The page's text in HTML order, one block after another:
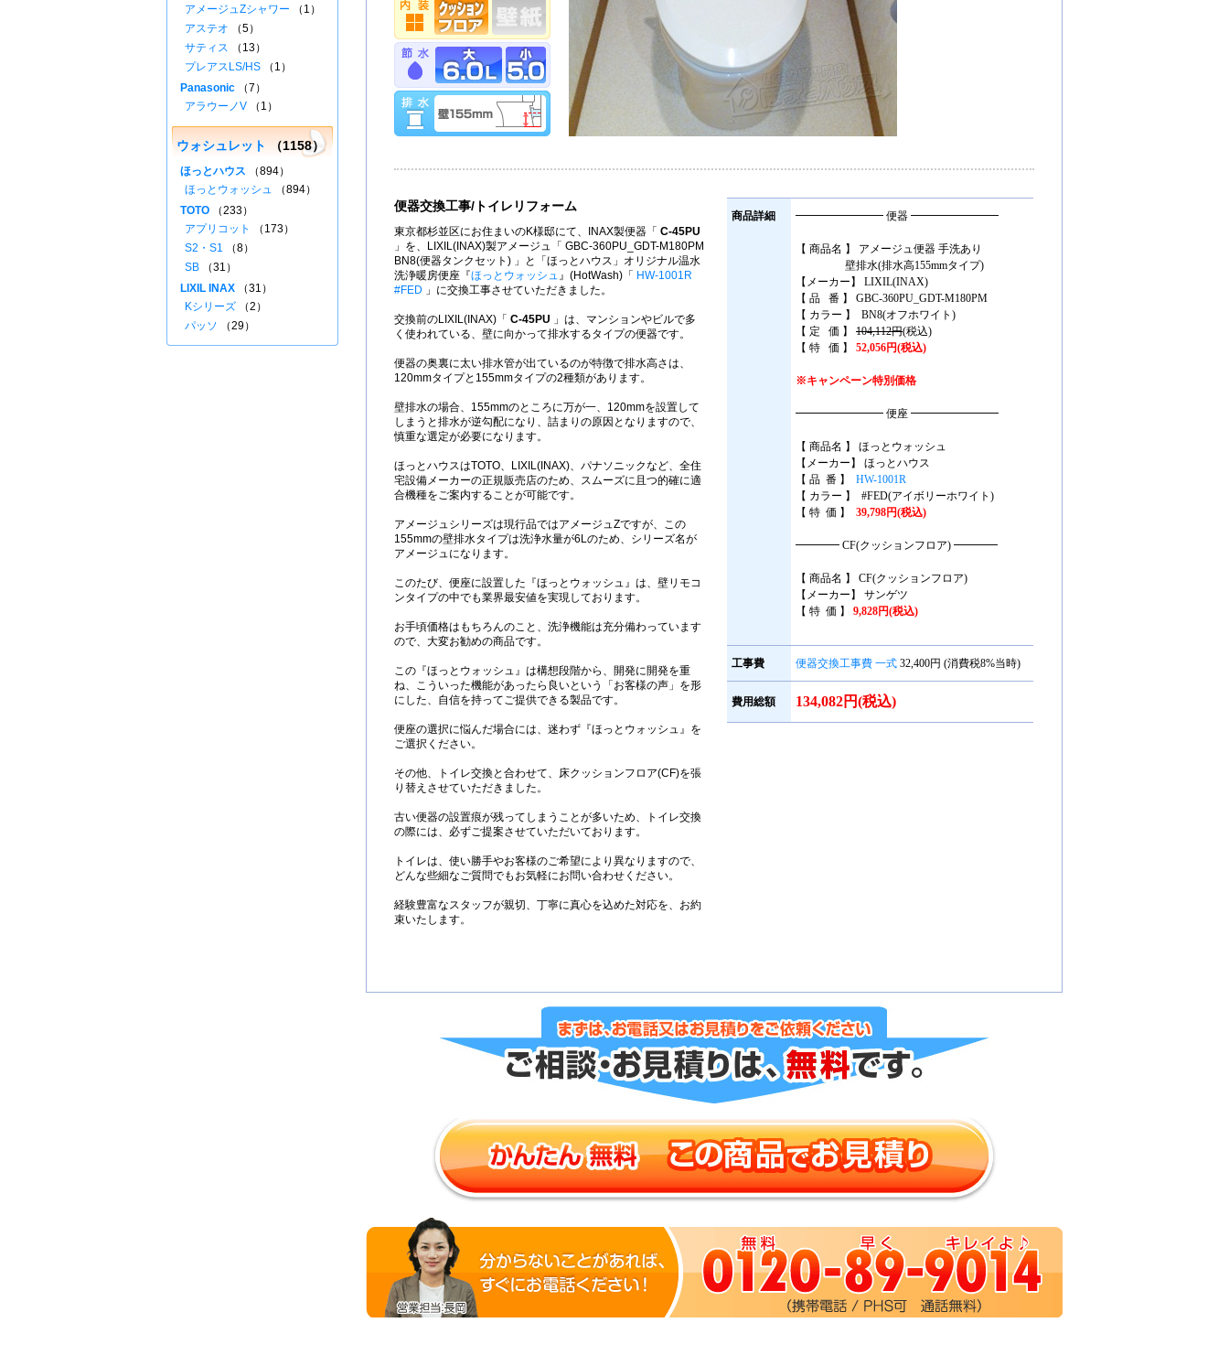
便器交換工事/トイレリフォーム
東京都杉並区にお住まいのK様邸にて、INAX製便器「 C-45PU
」を、LIXIL(INAX)製アメージュ「 GBC-360PU_GDT-M180PM
BN8(便器タンクセット) 」と「ほっとハウス」オリジナル温水
洗浄暖房便座『ほっとウォッシュ』(HotWash)「
HW-1001R
#FED 」に交換工事させていただきました。
交換前のLIXIL(INAX)「 C-45PU 」は、マンションやビルで多
く使われている、壁に向かって排水するタイプの便器です。
便器の奥裏に太い排水管が出ているのが特徴で排水高さは、
120mmタイプと155mmタイプの2種類があります。
壁排水の場合、155mmのところに万が一、120mmを設置して
しまうと排水が逆勾配になり、詰まりの原因となりますので、
慎重な選定が必要になります。
ほっとハウスはTOTO、LIXIL(INAX)、パナソニックなど、全住
宅設備メーカーの正規販売店のため、スムーズに且つ的確に適
合機種をご案内することが可能です。
アメージュシリーズは現行品ではアメージュZですが、この
155mmの壁排水タイプは洗浄水量が6Lのため、シリーズ名が
アメージュになります。
このたび、便座に設置した『ほっとウォッシュ』は、壁リモコ
ンタイプの中でも業界最安値を実現しております。
お手頃価格はもちろんのこと、洗浄機能は充分備わっています
ので、大変お勧めの商品です。
この『ほっとウォッシュ』は構想段階から、開発に開発を重
ね、こういった機能があったら良いという「お客様の声」を形
にした、自信を持ってご提供できる製品です。
便座の選択に悩んだ場合には、迷わず『ほっとウォッシュ』を
ご選択ください。
その他、トイレ交換と合わせて、床クッションフロア(CF)を張
り替えさせていただきました。
古い便器の設置痕が残ってしまうことが多いため、トイレ交換
の際には、必ずご提案させていただいております。
トイレは、使い勝手やお客様のご希望により異なりますので、
どんな些細なご質問でもお気軽にお問い合わせください。
経験豊富なスタッフが親切、丁寧に真心を込めた対応を、お約
束いたします。
商品詳細 ━━━━━━━━ 便器 ━━━━━━━━
【 商品名 】 アメージュ便器 手洗あり
壁排水(排水高155mmタイプ)
【メーカー】 LIXIL(INAX)
【 品 番 】 GBC-360PU_GDT-M180PM
【 カラー 】 BN8(オフホワイト)
【 定 価 】 104,112円(税込)
【 特 価 】 52,056円(税込)
※キャンペーン特別価格
━━━━━━━━ 便座 ━━━━━━━━
【 商品名 】 ほっとウォッシュ
【メーカー】 ほっとハウス
【 品 番 】 HW-1001R
【 カラー 】 #FED(アイボリーホワイト)
【 特 価 】 39,798円(税込)
━━━━ CF(クッションフロア) ━━━━
【 商品名 】 CF(クッションフロア)
【メーカー】 サンゲツ
【 特 価 】 9,828円(税込)
工事費 便器交換工事費 一式 32,400円 (消費税8%当時)
費用総額 134,082円(税込)
アメージュZシャワー （1）
アステオ （5）
サティス （13）
プレアスLS/HS （1）
Panasonic （7）
アラウーノV （1）
ウォシュレット （1158）
ほっとハウス （894）
ほっとウォッシュ （894）
TOTO （233）
アプリコット
（173）
S2・S1 （8）
SB （31）
LIXIL INAX （31）
Kシリーズ （2）
パッソ （29）